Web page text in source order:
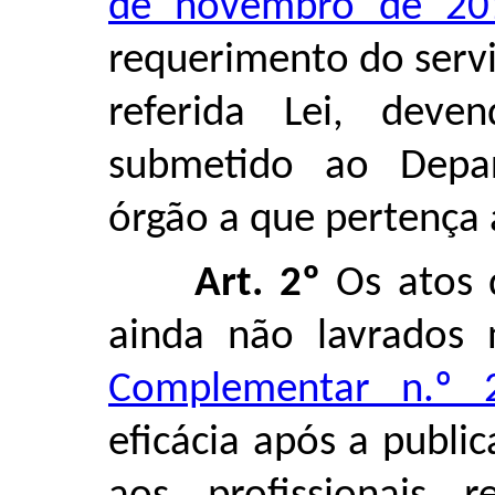
requerimento do
referida Lei,
submetido ao
órgão a que
Art. 2º Os atos
ainda não
Complementar n.º
eficácia após a